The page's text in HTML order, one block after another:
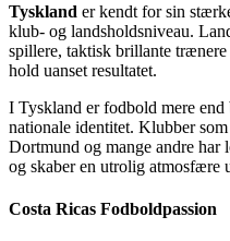
Tyskland er kendt for sin
klub- og landsholdsniveau.
spillere, taktisk brillante trænere
hold uanset resultatet.
I Tyskland er fodbold mere end
nationale identitet. Klubber
Dortmund og mange andre
og skaber en utrolig atmosfære
Costa Ricas Fodboldpassion